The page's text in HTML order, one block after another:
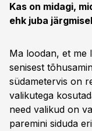
Kas on midagi,
ehk juba
Ma loodan, et me
senisest
südametervis on
valikutega
need valikud on
paremini siduda